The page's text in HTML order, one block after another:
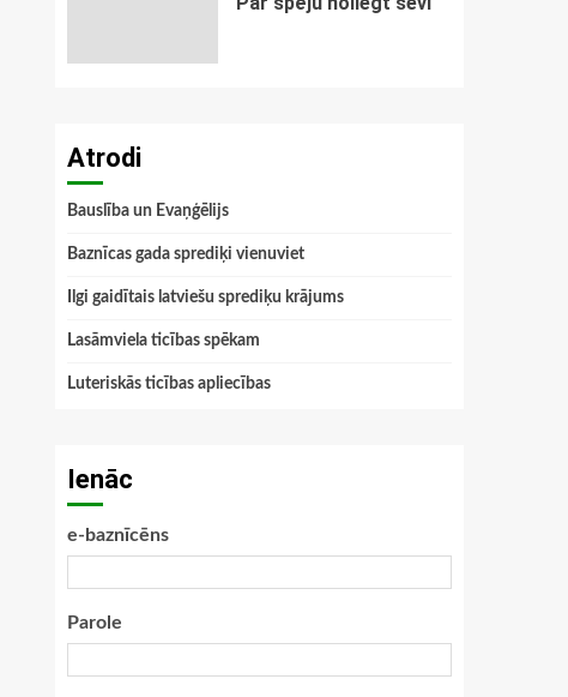
Atrodi
Bauslība un Evaņģēlijs
Baznīcas gada sprediķi vienuviet
Ilgi gaidītais latviešu sprediķu krājums
Lasāmviela ticības spēkam
Luteriskās ticības apliecības
Ienāc
e-baznīcēns
Parole